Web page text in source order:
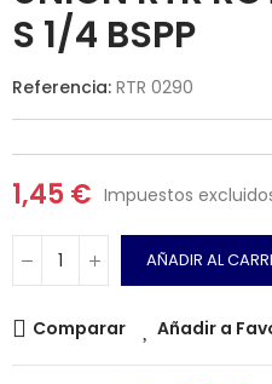
S 1/4 BSPP
Referencia: RTR 0290
1,45 € Impuestos
AÑADIR AL
Comparar Añadir a